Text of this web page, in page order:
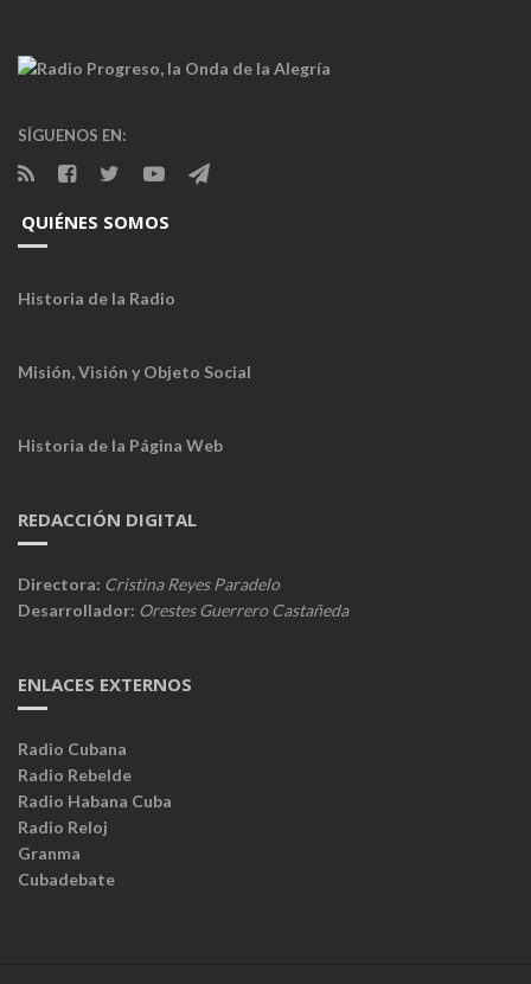
SÍGUENOS EN:
QUIÉNES SOMOS
Historia de la Radio
Misión, Visión y Objeto Social
Historia de la Página Web
REDACCIÓN DIGITAL
Directora: Cristina Reyes Paradelo
Desarrollador: Orestes Guerrero Castañeda
ENLACES EXTERNOS
Radio Cubana
Radio Rebelde
Radio Habana Cuba
Radio Reloj
Granma
Cubadebate